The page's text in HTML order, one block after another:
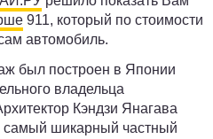
911, который по стоимости
автомобиль.
был построен в Японии
владельца
Кэндзи Янагава
самый шикарный частный